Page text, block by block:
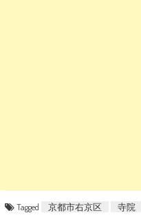
Tagged 京都市右京区 寺院